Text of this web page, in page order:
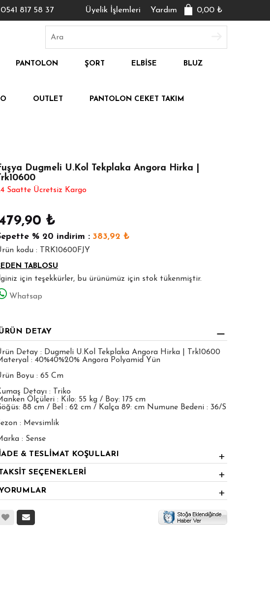
817 58 37 0,00 ₺
Yardım
Üyelik İşlemleri
PANTOLON ŞORT ELBISE BLUZ
OUTLET PANTOLON CEKET TAKIM
Dugmeli U.Kol Tekplaka Angora Hirka |
Saatte Ücretsiz Kargo
₺
% 20 indirim : 383,92 ₺
kodu : TRK10600FJY
TABLOSU
İlginiz için teşekkürler, bu ürünümüz için stok tükenmiştir.
Whatsap
DETAY
Detay : Dugmeli U.Kol Tekplaka Angora Hirka | Trk10600
: 40%40%20% Angora Polyamid Yün
Boyu : 65 Cm
Detayı : Triko
Ölçüleri : Kilo: 55 kg / Boy: 175 cm
88 cm / Bel : 62 cm / Kalça 89: cm Numune Bedeni : 36/S
: Mevsimlik
: Sense
İADE & TESLİMAT KOŞULLARI
SEÇENEKLERİ